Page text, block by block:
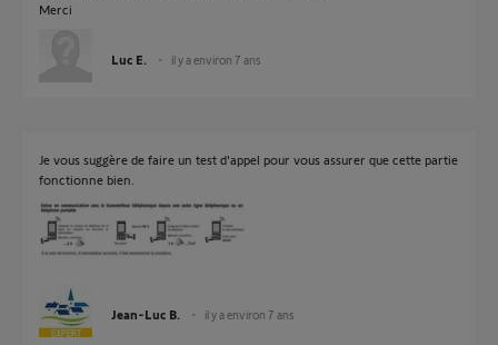
Merci
Luc E. il y a environ 7 ans
Je vous suggère de faire un test d'appel pour vous assurer que cette partie
fonctionne bien.
Jean-Luc B. il y a environ 7 ans